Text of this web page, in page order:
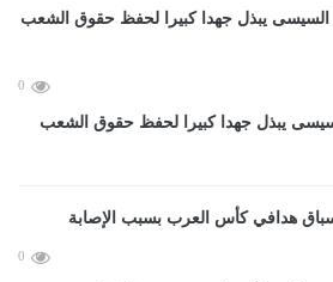
0
يبذل جهدا كبيرا لحفظ حقوق الشعب
0